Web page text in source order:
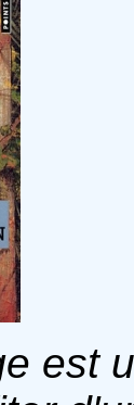
est